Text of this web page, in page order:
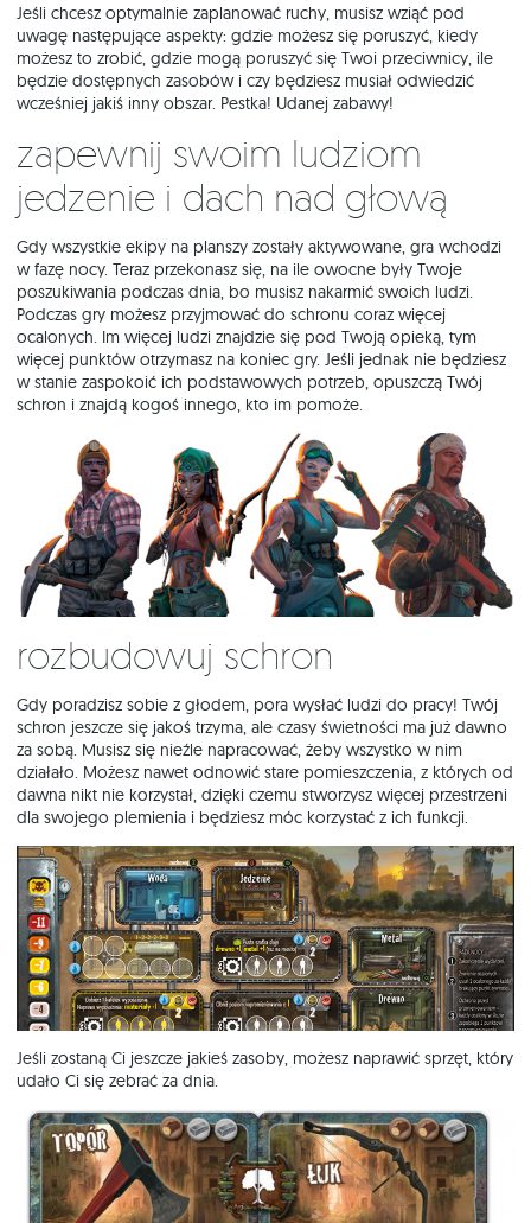
Jeśli chcesz optymalnie zaplanować ruchy, musisz wziąć pod
uwagę następujące aspekty: gdzie możesz się poruszyć, kiedy
możesz to zrobić, gdzie mogą poruszyć się Twoi przeciwnicy, ile
będzie dostępnych zasobów i czy będziesz musiał odwiedzić
wcześniej jakiś inny obszar. Pestka! Udanej zabawy!
Zapewnij swoim ludziom
jedzenie i dach nad głową
Gdy wszystkie ekipy na planszy zostały aktywowane, gra wchodzi
w fazę nocy. Teraz przekonasz się, na ile owocne były Twoje
poszukiwania podczas dnia, bo musisz nakarmić swoich ludzi.
Podczas gry możesz przyjmować do schronu coraz więcej
ocalonych. Im więcej ludzi znajdzie się pod Twoją opieką, tym
więcej punktów otrzymasz na koniec gry. Jeśli jednak nie będziesz
w stanie zaspokoić ich podstawowych potrzeb, opuszczą Twój
schron i znajdą kogoś innego, kto im pomoże.
Rozbudowuj schron
Gdy poradzisz sobie z głodem, pora wysłać ludzi do pracy! Twój
schron jeszcze się jakoś trzyma, ale czasy świetności ma już dawno
za sobą. Musisz się nieźle napracować, żeby wszystko w nim
działało. Możesz nawet odnowić stare pomieszczenia, z których od
dawna nikt nie korzystał, dzięki czemu stworzysz więcej przestrzeni
dla swojego plemienia i będziesz móc korzystać z ich funkcji.
Jeśli zostaną Ci jeszcze jakieś zasoby, możesz naprawić sprzęt, który
udało Ci się zebrać za dnia.